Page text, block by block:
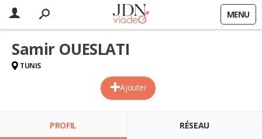
MENU
Ajouter
Samir OUESLATI
TUNIS
PROFIL RÉSEAU